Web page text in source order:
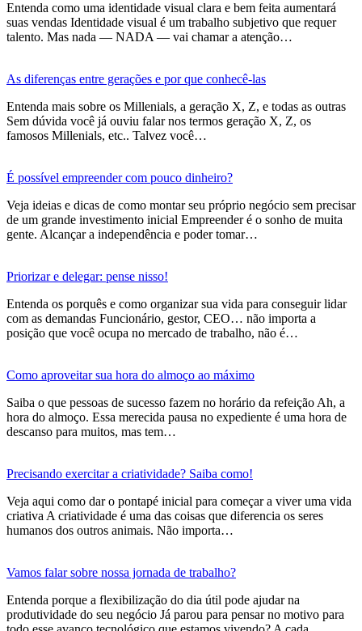
Entenda como uma identidade visual clara e bem feita aumentará
suas vendas Identidade visual é um trabalho subjetivo que requer
talento. Mas nada — NADA — vai chamar a atenção…
As diferenças entre gerações e por que conhecê-las
Entenda mais sobre os Millenials, a geração X, Z, e todas as outras
Sem dúvida você já ouviu falar nos termos geração X, Z, os
famosos Millenials, etc.. Talvez você…
É possível empreender com pouco dinheiro?
Veja ideias e dicas de como montar seu próprio negócio sem precisar
de um grande investimento inicial Empreender é o sonho de muita
gente. Alcançar a independência e poder tomar…
Priorizar e delegar: pense nisso!
Entenda os porquês e como organizar sua vida para conseguir lidar
com as demandas Funcionário, gestor, CEO… não importa a
posição que você ocupa no mercado de trabalho, não é…
Como aproveitar sua hora do almoço ao máximo
Saiba o que pessoas de sucesso fazem no horário da refeição Ah, a
hora do almoço. Essa merecida pausa no expediente é uma hora de
descanso para muitos, mas tem…
Precisando exercitar a criatividade? Saiba como!
Veja aqui como dar o pontapé inicial para começar a viver uma vida
criativa A criatividade é uma das coisas que diferencia os seres
humanos dos outros animais. Não importa…
Vamos falar sobre nossa jornada de trabalho?
Entenda porque a flexibilização do dia útil pode ajudar na
produtividade do seu negócio Já parou para pensar no motivo para